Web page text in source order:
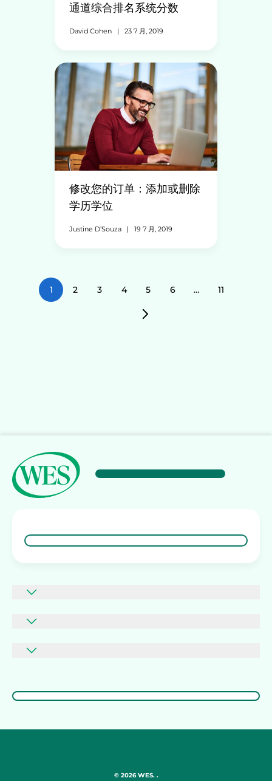
通道综合排名系统分数
David Cohen | 23 7 月, 2019
修改您的订单：添加或删除
学历学位
Justine D’Souza | 19 7 月, 2019
1 2 3 4 5 6 … 11
© 2026 WES. .